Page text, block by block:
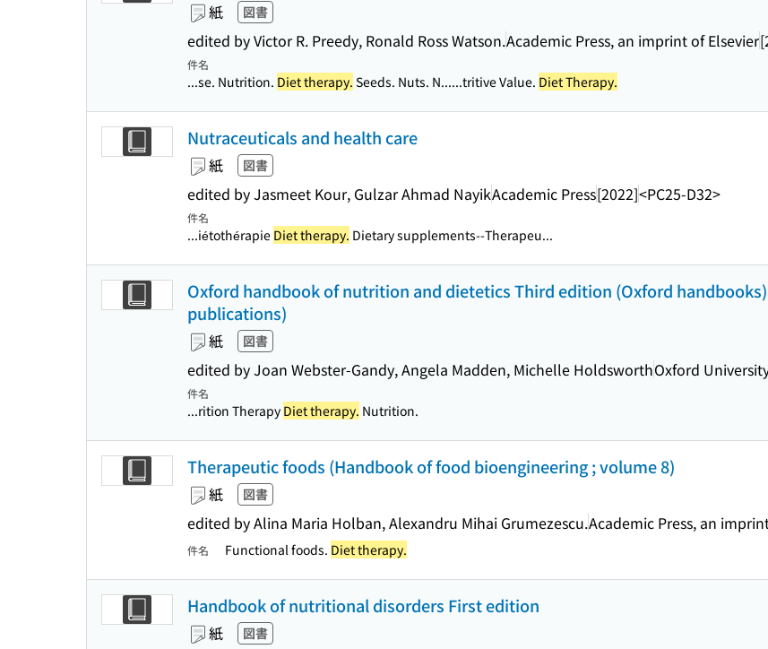
紙 図書
edited by Victor R. Preedy, Ronald Ross Watson.Academic Press, an imprint of Elsevier
件名
...se. Nutrition. Diet therapy. Seeds. Nuts. N......tritive Value. Diet Therapy.
Nutraceuticals and health care
紙 図書
edited by Jasmeet Kour, Gulzar Ahmad NayikAcademic Press[2022]<PC25-D32>
件名
...iétothérapie Diet therapy. Dietary supplements--Therapeu...
Oxford handbook of nutrition and dietetics Third edition (Oxford
publications)
紙 図書
edited by Joan Webster-Gandy, Angela Madden, Michelle HoldsworthOxford
件名
...rition Therapy Diet therapy. Nutrition.
Therapeutic foods (Handbook of food bioengineering ; volume 8)
紙 図書
edited by Alina Maria Holban, Alexandru Mihai Grumezescu.Academic Press, an
件名 Functional foods. Diet therapy.
Handbook of nutritional disorders First edition
紙 図書